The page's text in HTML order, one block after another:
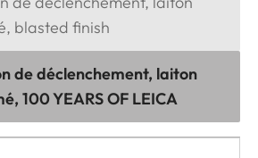
blasted finish
de déclenchement, laiton
100 YEARS OF LEICA